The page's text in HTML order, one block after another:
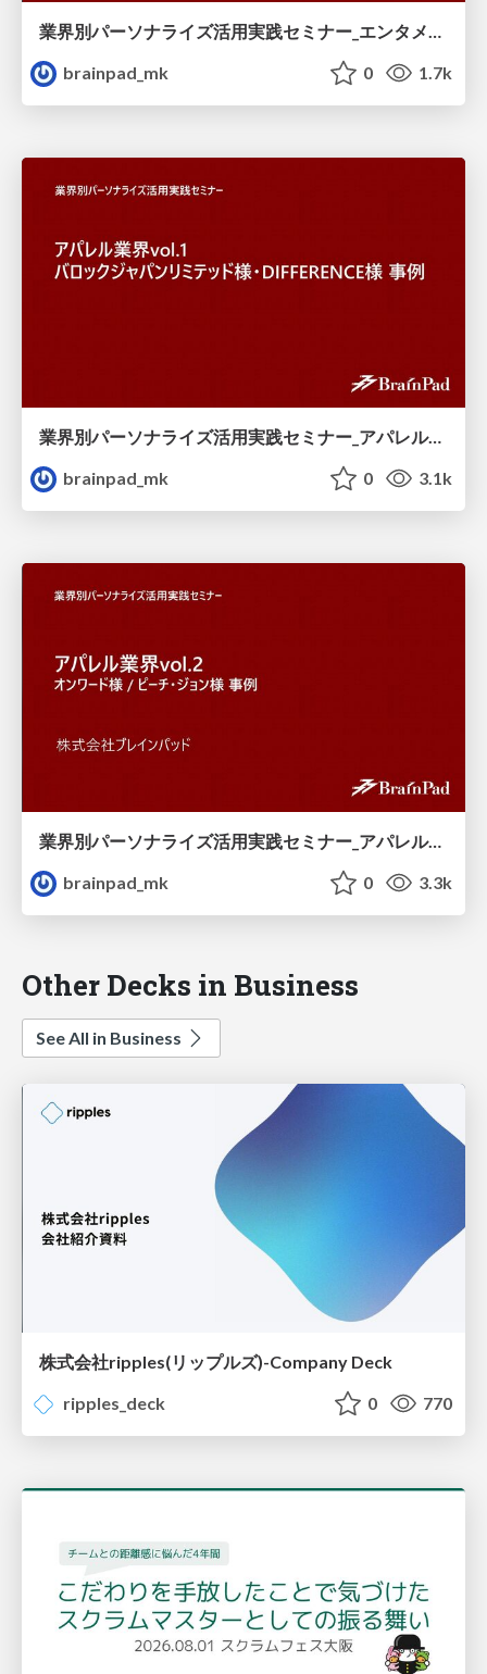
業界別パーソナライズ活用実践セミナー_エンタメ業界vol.2_WOWOW様_某大手動画配信サービス事例.pdf
brainpad_mk
0 1.7k
業界別パーソナライズ活用実践セミナー_アパレル業界vol.1_バロックジャパンリミテッド様_DIFFERENCE様_事例.pdf
brainpad_mk
0 3.1k
業界別パーソナライズ活用実践セミナー_アパレル業界vol.2_オンワード様__ピーチ_ジョン様_事例.pdf
brainpad_mk
0 3.3k
Other Decks in Business
See All in Business
株式会社ripples(リップルズ)-Company Deck
ripples_deck
0 770